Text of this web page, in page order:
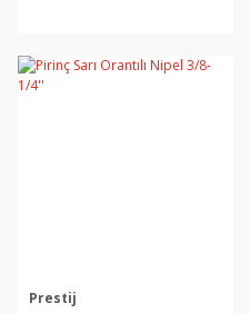
Prestij